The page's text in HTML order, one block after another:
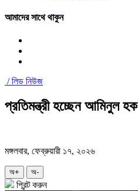
আমাদের সাথে থাকুন
/লিড নিউজ
প্রতিমন্ত্রী হচ্ছেন আমিনুল হক
মঙ্গলবার, ফেব্রুয়ারী ১৭, ২০২৬
অ+ অ-
প্রিন্ট করুন